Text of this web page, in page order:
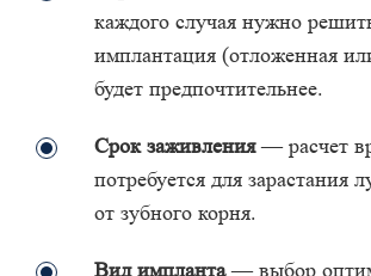
каждого случая нужно
имплантация (отложенная
будет предпочтительнее.
Срок заживления— расчет
потребуется для зарастания
от зубного корня.
Вид импланта— выбор